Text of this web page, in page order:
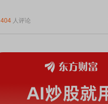
404 人评论